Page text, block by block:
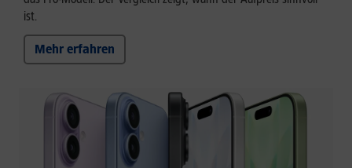
ist.
Mehr erfahren